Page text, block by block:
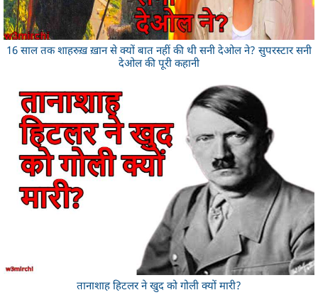
16 साल तक शाहरुख़ ख़ान से क्यों बात नहीं की थी सनी देओल ने? सुपरस्टार सनी
देओल की पूरी कहानी
तानाशाह हिटलर ने खुद को गोली क्यों मारी?